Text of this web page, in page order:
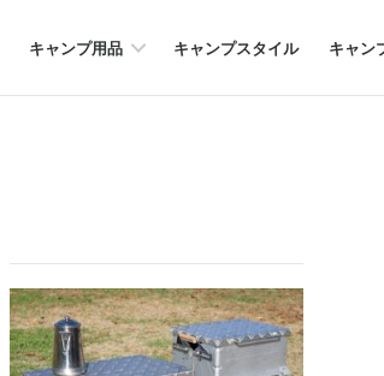
キャンプ用品 キャンプスタイル キャン